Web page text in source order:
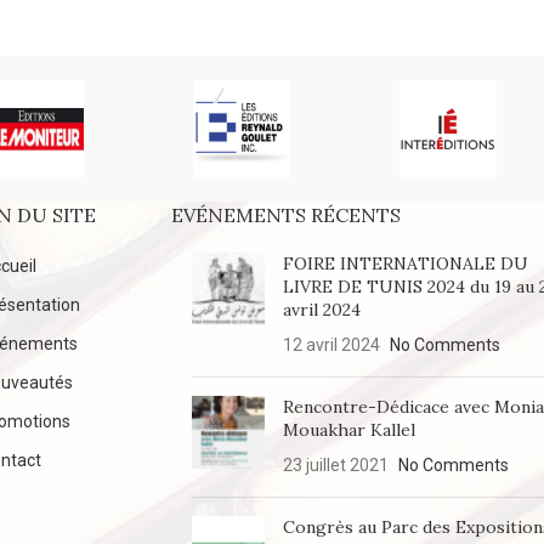
DU SITE EVÉNEMENTS RÉCENTS
FOIRE INTERNATIONALE DU
LIVRE DE TUNIS 2024 du 19 au
avril 2024
12 avril 2024 No Comments
Rencontre-Dédicace avec Monia
Mouakhar Kallel
23 juillet 2021 No Comments
Congrès au Parc des